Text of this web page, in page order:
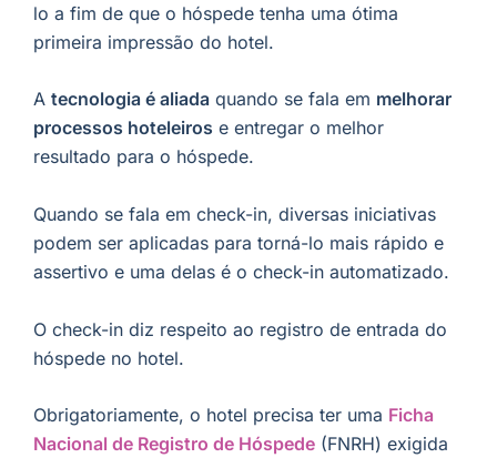
lo a fim de que o hóspede tenha uma ótima
primeira impressão do hotel.
A tecnologia é aliada quando se fala em melhorar
processos hoteleiros e entregar o melhor
resultado para o hóspede.
Quando se fala em check-in, diversas iniciativas
podem ser aplicadas para torná-lo mais rápido e
assertivo e uma delas é o check-in automatizado.
O check-in diz respeito ao registro de entrada do
hóspede no hotel.
Obrigatoriamente, o hotel precisa ter uma Ficha
Nacional de Registro de Hóspede (FNRH) exigida